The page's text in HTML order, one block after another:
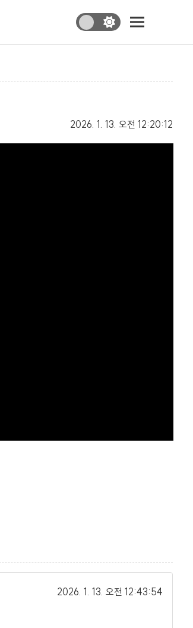
2026. 1. 13. 오전 12:20:12
2026. 1. 13. 오전 12:43:54